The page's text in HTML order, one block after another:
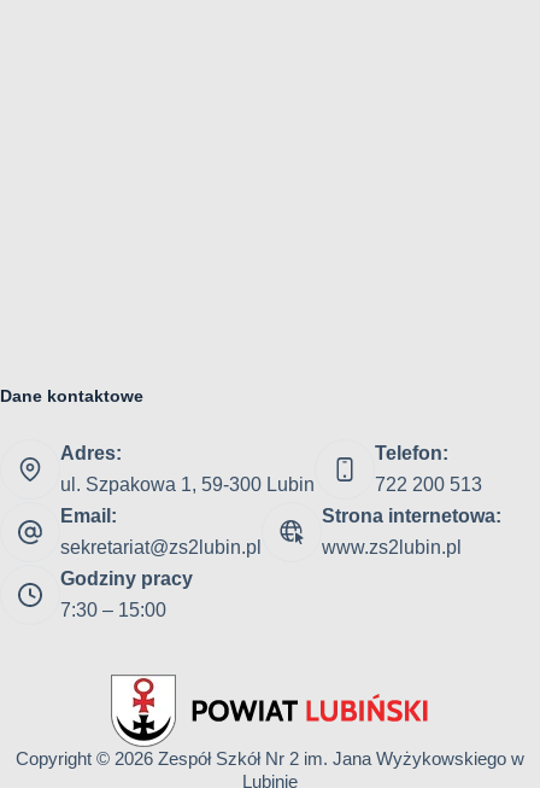
Dane kontaktowe
Adres:
ul. Szpakowa 1, 59-300 Lubin
Telefon:
722 200 513
Email:
sekretariat@zs2lubin.pl
Strona internetowa:
www.zs2lubin.pl
Godziny pracy
7:30 – 15:00
Copyright © 2026 Zespół Szkół Nr 2 im. Jana Wyżykowskiego w
Lubinie